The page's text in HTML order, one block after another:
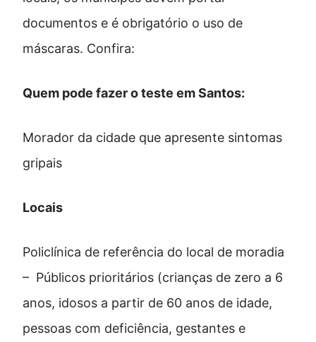
documentos e é obrigatório o uso de
máscaras. Confira:
Quem pode fazer o teste em Santos:
Morador da cidade que apresente sintomas
gripais
Locais
Policlínica de referência do local de moradia
– Públicos prioritários (crianças de zero a 6
anos, idosos a partir de 60 anos de idade,
pessoas com deficiência, gestantes e